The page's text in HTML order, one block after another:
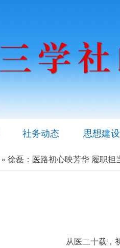
社务动态 思想建设
» 徐磊：医路初心映芳华 履职担
从医二十载，